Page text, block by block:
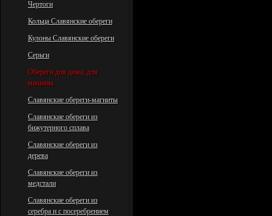
Чертоги
Кольца Славянские обереги
Кулоны Славянские обереги
Серьги
Обереги для дома, для
машины
Славянские обереги-магниты
Славянские обереги из
бижутерного сплава
Славянские обереги из
дерева
Славянские обереги из
медстали
Славянские обереги из
серебра и с посеребрением